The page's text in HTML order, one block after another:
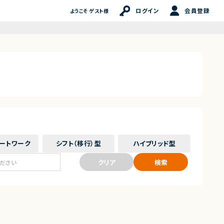
ようこそ ゲスト様 ログイン 会員登録
トワーク シフト（移行） 型 ハイブリッド型
クリア
検索